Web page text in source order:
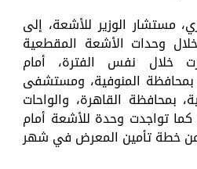
مستشار الوزير للأشعة، إلى
من خلال وحدات الأشعة المقطعية
خلال نفس الفترة، أمام
المنوفية، ومستشفى
بمحافظة القاهرة، والواحات
كما تواجدت وحدة للأشعة أمام
خطة تأمين المعرض في شهر